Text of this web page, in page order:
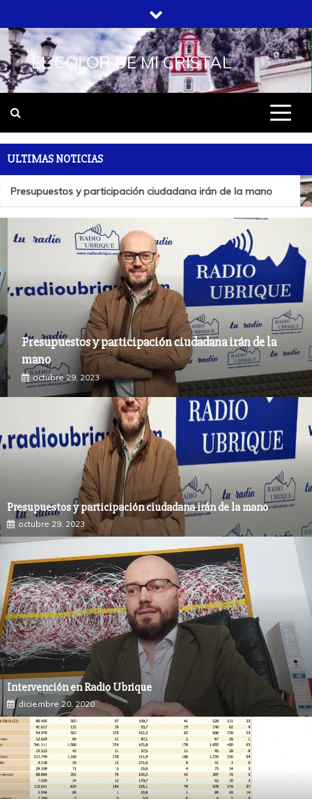
al
contenido
EL COLOR DE MI CRISTAL
ULTIMAS NOTICIAS
Presupuestos y participación ciudadana irán de la mano
Presupuestos y participación ciudadana irán de la
mano
octubre 29, 2023
Presupuestos y participación ciudadana irán de la mano
octubre 29, 2023
Intervención en Radio Ubrique
diciembre 20, 2020